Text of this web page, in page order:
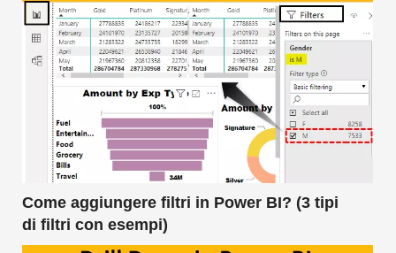
Come aggiungere filtri in Power BI? (3 tipi
di filtri con esempi)